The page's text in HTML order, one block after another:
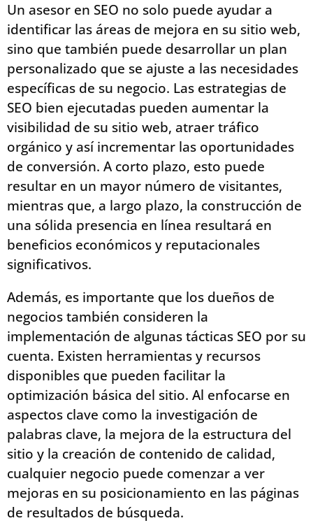
Un asesor en SEO no solo puede ayudar a
identificar las áreas de mejora en su sitio web,
sino que también puede desarrollar un plan
personalizado que se ajuste a las necesidades
específicas de su negocio. Las estrategias de
SEO bien ejecutadas pueden aumentar la
visibilidad de su sitio web, atraer tráfico
orgánico y así incrementar las oportunidades
de conversión. A corto plazo, esto puede
resultar en un mayor número de visitantes,
mientras que, a largo plazo, la construcción de
una sólida presencia en línea resultará en
beneficios económicos y reputacionales
significativos.
Además, es importante que los dueños de
negocios también consideren la
implementación de algunas tácticas SEO por su
cuenta. Existen herramientas y recursos
disponibles que pueden facilitar la
optimización básica del sitio. Al enfocarse en
aspectos clave como la investigación de
palabras clave, la mejora de la estructura del
sitio y la creación de contenido de calidad,
cualquier negocio puede comenzar a ver
mejoras en su posicionamiento en las páginas
de resultados de búsqueda.